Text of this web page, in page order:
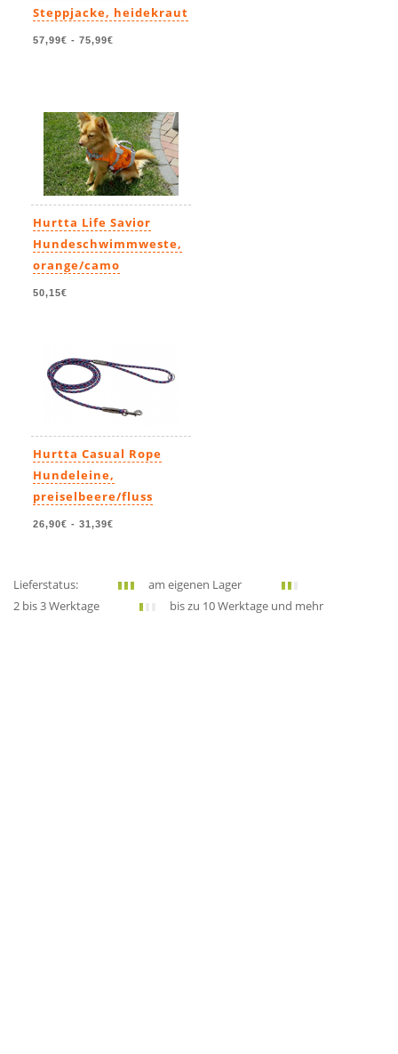
Steppjacke, heidekraut
57,99€ - 75,99€
Hurtta Life Savior
Hundeschwimmweste,
orange/camo
50,15€
Hurtta Casual Rope
Hundeleine,
preiselbeere/fluss
26,90€ - 31,39€
Lieferstatus:
am eigenen Lager
2 bis 3 Werktage
bis zu 10 Werktage und mehr